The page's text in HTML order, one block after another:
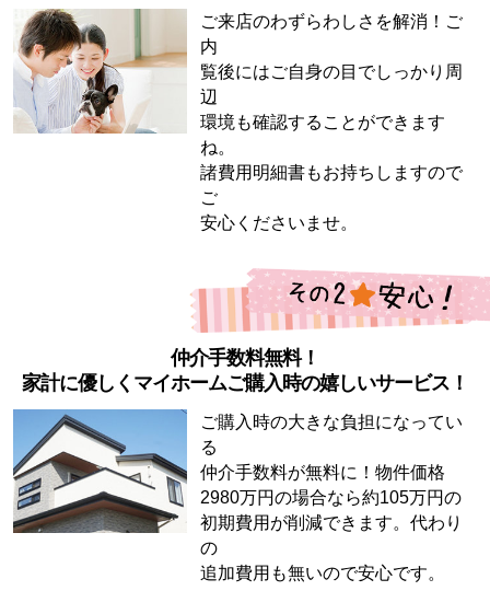
ご来店のわずらわしさを解消！ご
内
覧後にはご自身の目でしっかり周
辺
環境も確認することができます
ね。
諸費用明細書もお持ちしますので
ご
安心くださいませ。
仲介手数料無料！
家計に優しくマイホームご購入時の嬉しいサービス！
ご購入時の大きな負担になってい
る
仲介手数料が無料に！物件価格
2980万円の場合なら約105万円の
初期費用が削減できます。代わり
の
追加費用も無いので安心です。